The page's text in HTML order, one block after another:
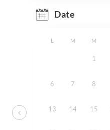
Date
L M M
1
6 7 8
13 14 15